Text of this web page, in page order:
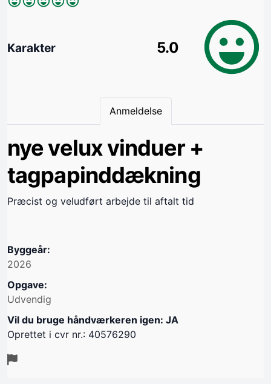
Karakter 5.0
Anmeldelse
nye velux vinduer +
tagpapinddækning
Præcist og veludført arbejde til aftalt tid
Byggeår:
2026
Opgave:
Udvendig
Vil du bruge håndværkeren igen: JA
Oprettet i cvr nr.: 40576290